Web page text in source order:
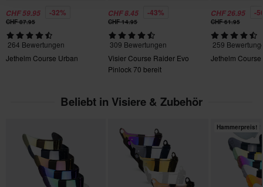
Du kannst deine Bestellung innerhalb von 60 Tagen
zurückgeben. Rücksendekosten fallen an. *Das Rückgaberecht
gilt nicht für personalisierte oder speziell angefertigte Produkte.
Weitere Einzelheiten und Bedingungen finden Sie in der Rubrik
Kundenbetreuung-Bereich.
CHF 59.95 -32%
CHF 87.95
264 Bewertungen
Jethelm Course Urban
CHF 8.45 -43%
CHF 14.95
309 Bewertungen
Visier Course Raider Evo
Pinlock 70 bereit
CHF 26.95 -
CHF 61.95
259
Jethelm Course
Beliebt in Visiere & Zubehör
Hammerpreis!